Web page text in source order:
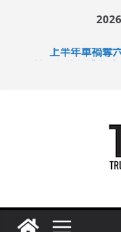
上半年車禍奪
性罪行修例獲九